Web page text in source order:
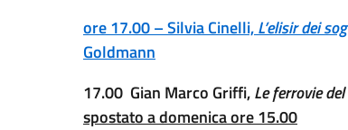
ore 17.00 – Silvia Cinelli,L’elisir dei
Goldmann
17.00 Gian Marco Griffi,Le ferrovie
spostato a domenica ore 15.00